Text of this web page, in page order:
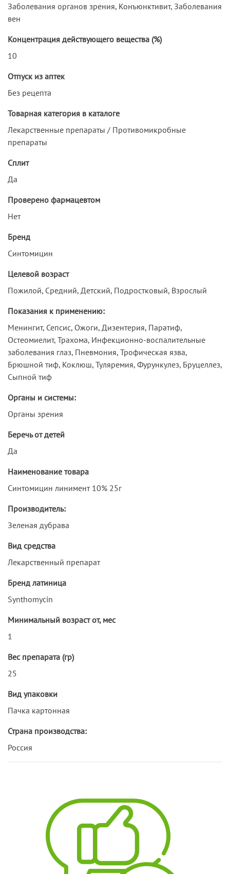
Заболевания органов зрения, Конъюнктивит, Заболевания
вен
Концентрация действующего вещества (%)
10
Отпуск из аптек
Без рецепта
Товарная категория в каталоге
Лекарственные препараты / Противомикробные
препараты
Сплит
Да
Проверено фармацевтом
Нет
Бренд
Синтомицин
Целевой возраст
Пожилой, Средний, Детский, Подростковый, Взрослый
Показания к применению:
Менингит, Сепсис, Ожоги, Дизентерия, Паратиф,
Остеомиелит, Трахома, Инфекционно-воспалительные
заболевания глаз, Пневмония, Трофическая язва,
Брюшной тиф, Коклюш, Туляремия, Фурункулез, Бруцеллез,
Сыпной тиф
Органы и системы:
Органы зрения
Беречь от детей
Да
Наименование товара
Синтомицин линимент 10% 25г
Производитель:
Зеленая дубрава
Вид средства
Лекарственный препарат
Бренд латиница
Synthomycin
Минимальный возраст от, мес
1
Вес препарата (гр)
25
Вид упаковки
Пачка картонная
Страна производства:
Россия